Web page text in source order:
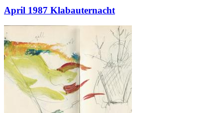
April 1987 Klabauternacht